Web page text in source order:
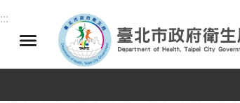
跳到主要內容區塊
:::